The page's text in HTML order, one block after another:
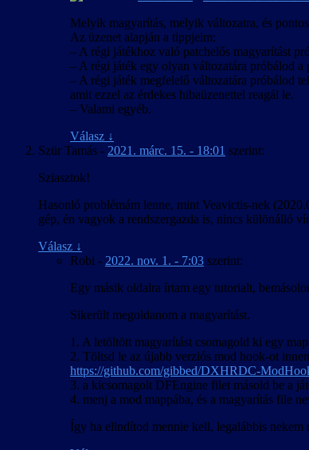
Melyik magyarítás, melyik változatra, és
Az üzenet alapján a tippjeim:
– A régi játékhoz való patchelős magyarítást
– A régi játék egy olyan változatára próbálod
– A régi játék megfelelő változatára próbálod
amit ezzel az érdekes hibaüzenettel reagál le.
– Valami egyéb.
Válasz ↓
Szür Tamás - 2021. márc. 15. - 18:01 szerint:
Sziasztok!
Hasonló problémám lenne, mint Veavictis-nek
gép, én vagyok a rendszergazda is, nincs különálló
Válasz ↓
Robi - 2022. nov. 1. - 7:03 szerint:
Egy másik oldalra írtam egy tutorialt,
Sikerült megoldanom a magyarítást.
1. A letöltött magyarítást csomagold ki egy
2. Töltsd le az újabb verziós mod hook-ot
https://github.com/gibbed/DXHRDC-
3. a kicsomagolt DFEngine filet másold be a
4. menj a mod mappába, és a magyarítás file
Így ha elindítod mennie kell, legalábbis nekem